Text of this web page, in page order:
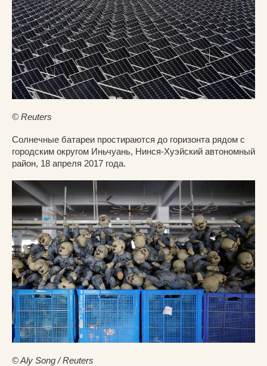
© Reuters
Солнечные батареи простираются до горизонта рядом с
городским округом Иньчуань, Нинся-Хуэйский автономный
район, 18 апреля 2017 года.
© Aly Song / Reuters